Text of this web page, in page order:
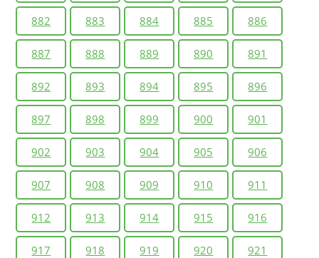
882 883 884 885 886
887 888 889 890 891
892 893 894 895 896
897 898 899 900 901
902 903 904 905 906
907 908 909 910 911
912 913 914 915 916
917 918 919 920 921